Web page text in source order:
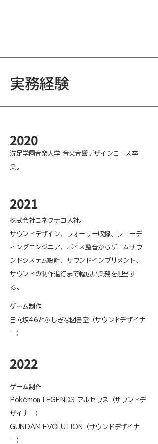
実務経験
洗足学園音楽大学 音楽音響デザインコース卒
業。
株式会社コネクテコ入社。​​​
​サウンドデザイン、フォーリー収録、レコーデ
ィングエンジニア、ボイス整音からゲームサウ
ンドシステム設計、サウンドインプリメント、
サウンドの制作進行まで幅広い業務を担当す
る。​​
ゲーム制作
日向坂46とふしぎな図書室（サウンドデザイナ
ー）
ゲーム制作​
Pokémon LEGENDS アルセウス（サウンドデ
ザイナー）
GUNDAM EVOLUTION（サウンドデザイナ
ー）
​2020
​2021
​2022